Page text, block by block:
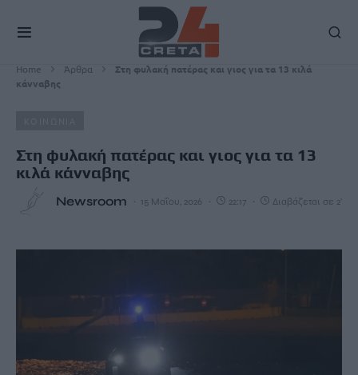
Home Άρθρα
Στη φυλακή πατέρας και γιος για τα 13 κιλά
κάνναβης
Στη φυλακή πατέρας και γιος για τα 13
κιλά κάνναβης
Newsroom 15 Μαΐου, 2026 22:17 Διαβάζεται σε 2'